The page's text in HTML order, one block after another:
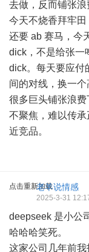
去做，反而铺张
今天不烧香拜牢
还要 ab 赛马，今
dick，不是给张一
dick。每天要应付
间的对线，换一
很多巨头铺张浪
不聚焦，难以传
近竞品。
点击重新加载老羊说情感
2025-3-31
deepseek 是小公
哈哈哈笑死。
这家公司几年前我